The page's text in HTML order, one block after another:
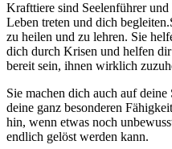
Krafttiere sind Seelenführer
Leben treten und dich
zu heilen und zu lehren. Sie
dich durch Krisen und helfen
bereit sein, ihnen wirklich
Sie machen dich auch auf
deine ganz besonderen
hin, wenn etwas noch
endlich gelöst werden kann.